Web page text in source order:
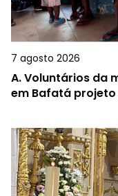
7 agosto 2026
A.Voluntários da
em Bafatá